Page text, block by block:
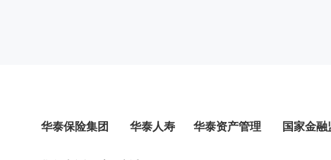
华泰保险集团 华泰人寿 华泰资产管理 国家金